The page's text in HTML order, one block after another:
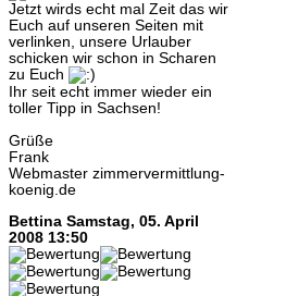
Jetzt wirds echt mal Zeit das wir
Euch auf unseren Seiten mit
verlinken, unsere Urlauber
schicken wir schon in Scharen
zu Euch
Ihr seit echt immer wieder ein
toller Tipp in Sachsen!
Grüße
Frank
Webmaster zimmervermittlung-
koenig.de
Bettina Samstag, 05. April
2008 13:50